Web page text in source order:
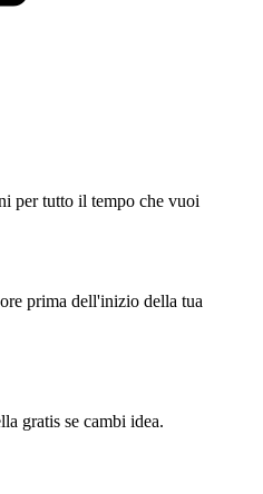
per tutto il tempo che vuoi
prima dell'inizio della tua
gratis se cambi idea.